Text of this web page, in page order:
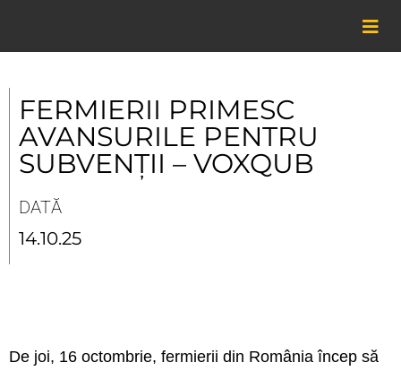
content
FERMIERII PRIMESC
AVANSURILE PENTRU
SUBVENȚII – VOXQUB
DATĂ
14.10.25
De joi, 16 octombrie, fermierii din România încep să